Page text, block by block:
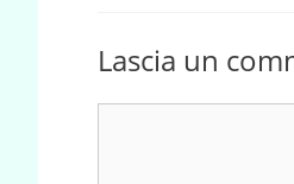
Lascia un